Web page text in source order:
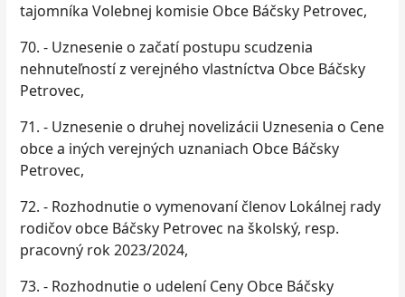
tajomníka Volebnej komisie Obce Báčsky Petrovec,
70. - Uznesenie o začatí postupu scudzenia
nehnuteľností z verejného vlastníctva Obce Báčsky
Petrovec,
71. - Uznesenie o druhej novelizácii Uznesenia o Cene
obce a iných verejných uznaniach Obce Báčsky
Petrovec,
72. - Rozhodnutie o vymenovaní členov Lokálnej rady
rodičov obce Báčsky Petrovec na školský, resp.
pracovný rok 2023/2024,
73. - Rozhodnutie o udelení Ceny Obce Báčsky